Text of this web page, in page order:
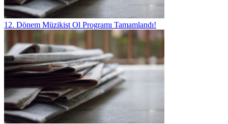
12. Dönem Müzikist Ol Programı Tamamlandı!